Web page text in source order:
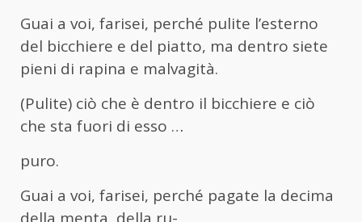
Guai a voi, farisei, perché pulite l’esterno
del bicchiere e del piatto, ma dentro siete
pieni di rapina e malvagità.
(Pulite) ciò che è dentro il bicchiere e ciò
che sta fuori di esso …
puro.
Guai a voi, farisei, perché pagate la decima